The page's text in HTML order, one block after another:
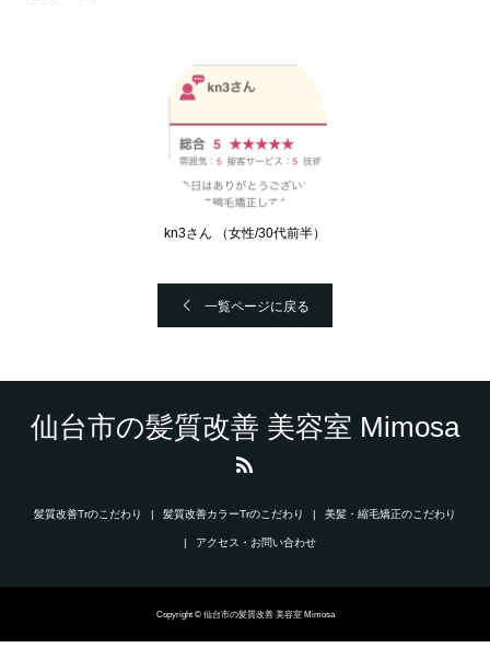
kn3さん （女性/30代前半）
一覧ページに戻る
仙台市の髪質改善 美容室 Mimosa
髪質改善Trのこだわり 髪質改善カラーTrのこだわり 美髪・縮毛矯正のこだわり
アクセス・お問い合わせ
Copyright © 仙台市の髪質改善 美容室 Mimosa